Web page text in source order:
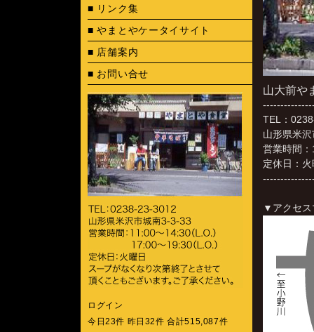
■ リンク集
■ やまとやケータイサイト
■ 店舗案内
■ お問い合せ
ログイン
今日23件 昨日32件 合計515,087件
山大前や
TEL：
山形県米
営業時間
定休日：
▼アクセス